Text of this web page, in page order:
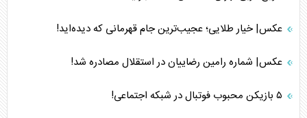
عکس| خیار طلایی؛ عجیب‌ترین جام قهرمانی که دیده‌اید!
عکس| شماره رامین رضاییان در استقلال مصادره شد!